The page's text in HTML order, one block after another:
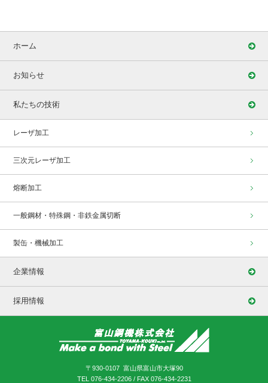
ホーム
お知らせ
私たちの技術
レーザ加工
三次元レーザ加工
熔断加工
一般鋼材・特殊鋼・非鉄金属切断
製缶・機械加工
企業情報
採用情報
〒930-0107 富山県富山市大塚90
TEL 076-434-2206 / FAX 076-434-2231